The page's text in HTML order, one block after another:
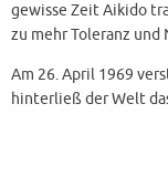
gewisse Zeit Aikido
zu mehr Toleranz
Am 26. April 1969
hinterließ der Welt